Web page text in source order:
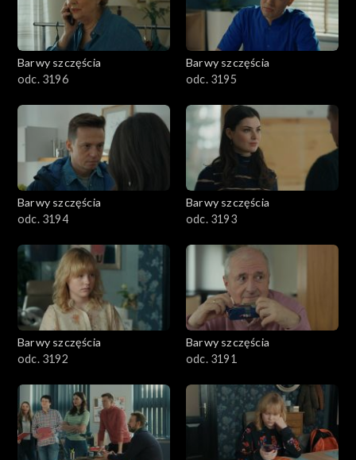
2401–2500
2301–2400
2201–2300
2101–2200
2001–2100
1801–1900
1701–1800
1601–1700
1501–1600
1401–1500
Barwy szczęścia
odc. 3196
Barwy szczęścia
odc. 3195
Barwy szczęścia
odc. 3194
Barwy szczęścia
odc. 3193
Barwy szczęścia
odc. 3192
Barwy szczęścia
odc. 3191